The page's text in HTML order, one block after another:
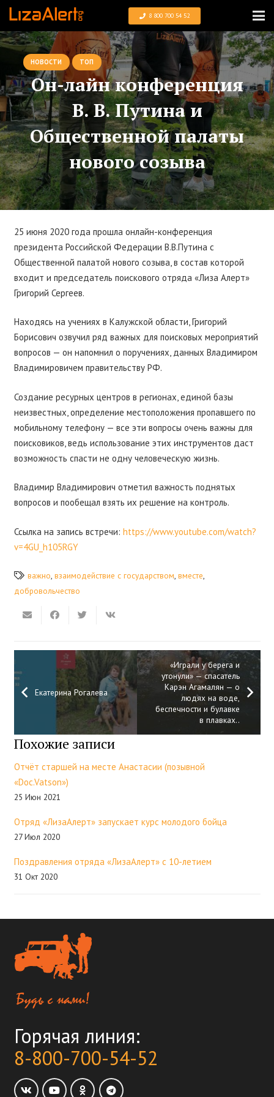
8 800 700 54 52
НОВОСТИ ТОП
Он-лайн конференция
В. В. Путина и
Общественной палаты
нового созыва
25 июня 2020 года прошла онлайн-конференция
президента Российской Федерации В.В.Путина с
Общественной палатой нового созыва, в состав которой
входит и председатель поискового отряда «Лиза Алерт»
Григорий Сергеев.
Находясь на учениях в Калужской области, Григорий
Борисович озвучил ряд важных для поисковых мероприятий
вопросов — он напомнил о поручениях, данных Владимиром
Владимировичем правительству РФ.
Создание ресурных центров в регионах, единой базы
неизвестных, определение местоположения пропавшего по
мобильному телефону — все эти вопросы очень важны для
поисковиков, ведь использование этих инструментов даст
возможность спасти не одну человеческую жизнь.
Владимир Владимирович отметил важность поднятых
вопросов и пообещал взять их решение на контроль.
Ссылка на запись встречи: https://www.youtube.com/watch?
v=4GU_h105RGY
важно, взаимодействие с государством, вместе,
добровольчество
Екатерина Рогалева
«Играли у берега и
утонули» — спасатель
Карэн Агамалян — о
людях на воде,
беспечности и булавке
в плавках..
Похожие записи
Отчёт старшей на месте Анастасии (позывной
«Doc.Vatson»)
25 Июн 2021
Отряд «ЛизаАлерт» запускает курс молодого бойца
27 Июл 2020
Поздравления отряда «ЛизаАлерт» с 10-летием
31 Окт 2020
Горячая линия:
8-800-700-54-52